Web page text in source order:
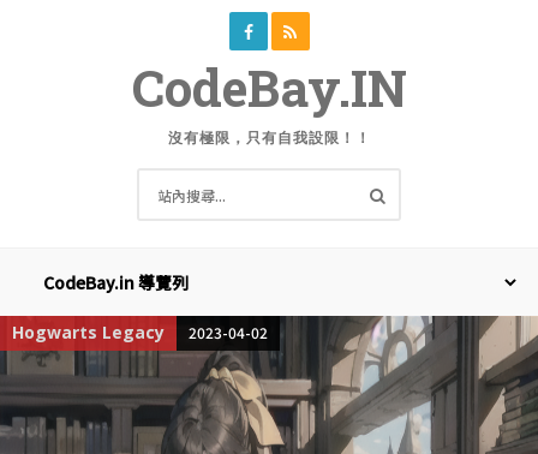
CodeBay.IN
沒有極限，只有自我設限！！
Hogwarts Legacy 2023-04-02